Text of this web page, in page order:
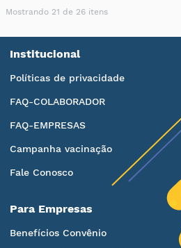
Mostrando 21 de 26 itens
Institucional
Políticas de privacidade
FAQ-COLABORADOR
FAQ-EMPRESAS
Campanha vacinação
Fale Conosco
Para Empresas
Benefícios Convênio